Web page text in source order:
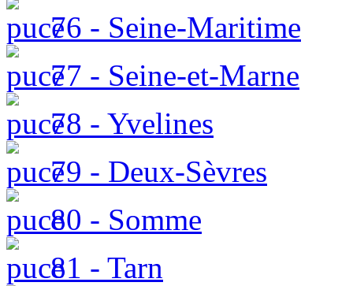
76 - Seine-Maritime
77 - Seine-et-Marne
78 - Yvelines
79 - Deux-Sèvres
80 - Somme
81 - Tarn